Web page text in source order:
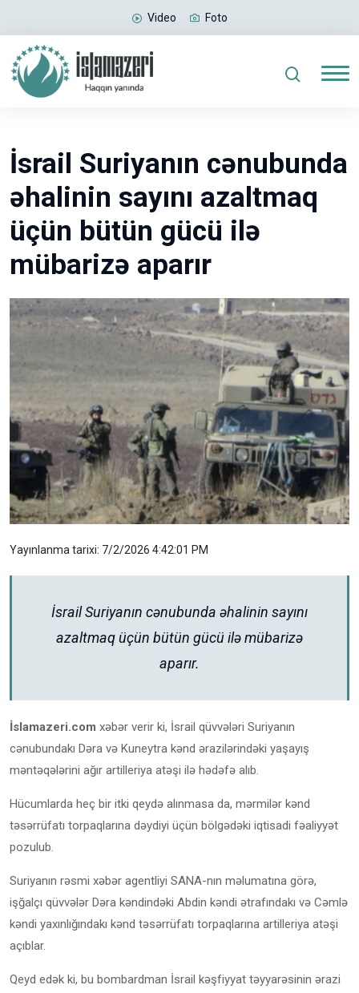
Video Foto
İsrail Suriyanın cənubunda
əhalinin sayını azaltmaq
üçün bütün gücü ilə
mübarizə aparır
Yayınlanma tarixi: 7/2/2026 4:42:01 PM
İsrail Suriyanın cənubunda əhalinin sayını
azaltmaq üçün bütün gücü ilə mübarizə
aparır.
İslamazeri.com xəbər verir ki, İsrail qüvvələri Suriyanın
cənubundakı Dəra və Kuneytra kənd ərazilərindəki yaşayış
məntəqələrini ağır artilleriya atəşi ilə hədəfə alıb.
Hücumlarda heç bir itki qeydə alınmasa da, mərmilər kənd
təsərrüfatı torpaqlarına dəydiyi üçün bölgədəki iqtisadi fəaliyyət
pozulub.
Suriyanın rəsmi xəbər agentliyi SANA-nın məlumatına görə,
işğalçı qüvvələr Dəra kəndindəki Abdin kəndi ətrafındakı və Cəmlə
kəndi yaxınlığındakı kənd təsərrüfatı torpaqlarına artilleriya atəşi
açıblar.
Qeyd edək ki, bu bombardman İsrail kəşfiyyat təyyarəsinin ərazi